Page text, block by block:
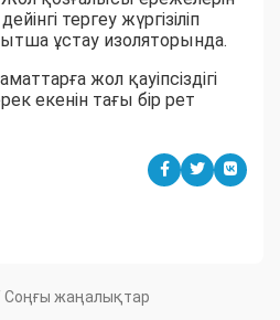
тергеу жүргізіліп
ұстау изоляторында.
жол қауіпсіздігі
екенін тағы бір рет
Соңғы жаңалықтар